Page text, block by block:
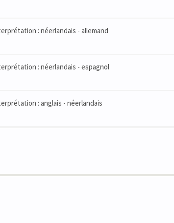
: néerlandais - allemand
: néerlandais - espagnol
: anglais - néerlandais